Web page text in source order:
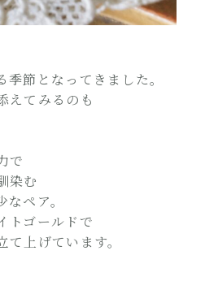
季節となってきました。
えてみるのも
で
染む
ペア。
トゴールドで
て上げています。